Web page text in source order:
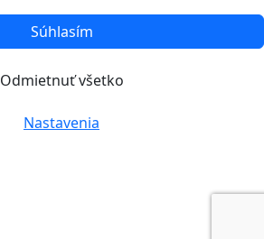
Súhlasím
Odmietnuť všetko
Nastavenia